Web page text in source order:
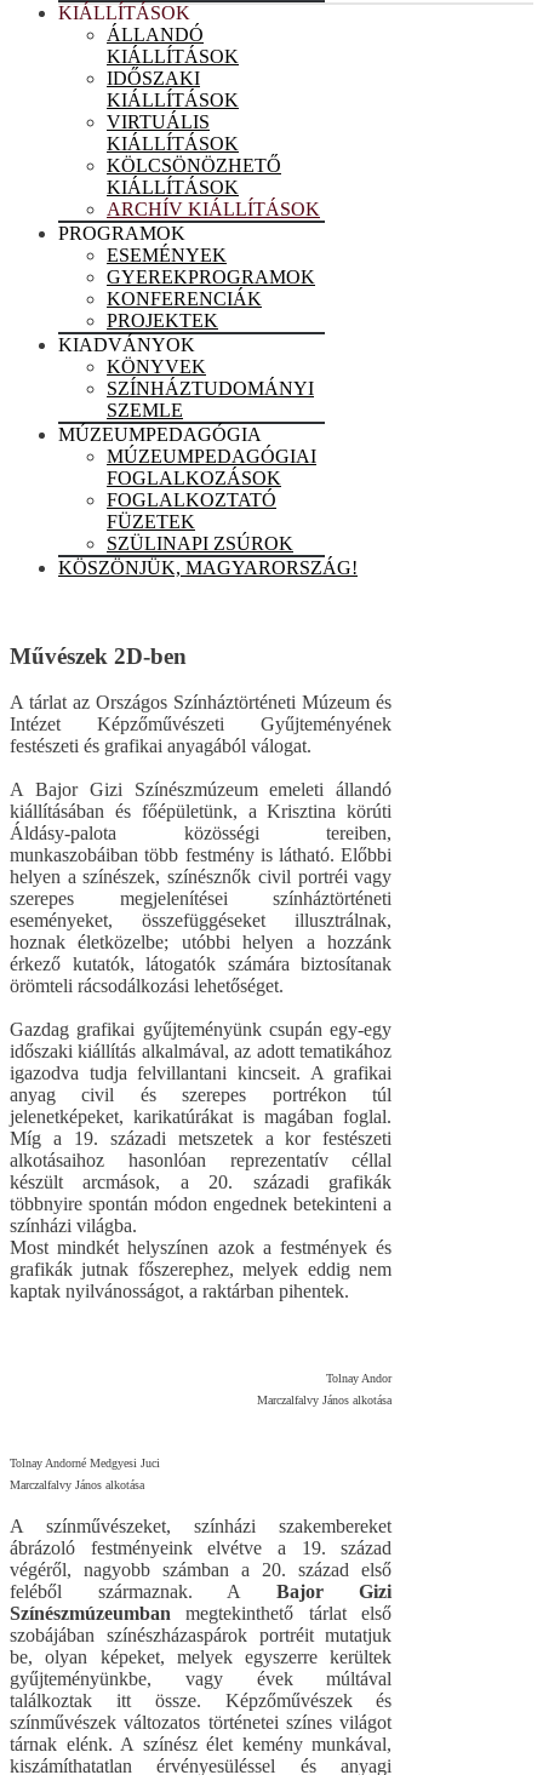
KIÁLLÍTÁSOK
ÁLLANDÓ
KIÁLLÍTÁSOK
IDŐSZAKI
KIÁLLÍTÁSOK
VIRTUÁLIS
KIÁLLÍTÁSOK
KÖLCSÖNÖZHETŐ
KIÁLLÍTÁSOK
ARCHÍV KIÁLLÍTÁSOK
PROGRAMOK
ESEMÉNYEK
GYEREKPROGRAMOK
KONFERENCIÁK
PROJEKTEK
KIADVÁNYOK
KÖNYVEK
SZÍNHÁZTUDOMÁNYI
SZEMLE
MÚZEUMPEDAGÓGIA
MÚZEUMPEDAGÓGIAI
FOGLALKOZÁSOK
FOGLALKOZTATÓ
FÜZETEK
SZÜLINAPI ZSÚROK
KÖSZÖNJÜK, MAGYARORSZÁG!
Művészek 2D-ben
A tárlat az Országos Színháztörténeti Múzeum és
Intézet Képzőművészeti Gyűjteményének
festészeti és grafikai anyagából válogat.
A Bajor Gizi Színészmúzeum emeleti állandó
kiállításában és főépületünk, a Krisztina körúti
Áldásy-palota közösségi tereiben,
munkaszobáiban több festmény is látható. Előbbi
helyen a színészek, színésznők civil portréi vagy
szerepes megjelenítései színháztörténeti
eseményeket, összefüggéseket illusztrálnak,
hoznak életközelbe; utóbbi helyen a hozzánk
érkező kutatók, látogatók számára biztosítanak
örömteli rácsodálkozási lehetőséget.
Gazdag grafikai gyűjteményünk csupán egy-egy
időszaki kiállítás alkalmával, az adott tematikához
igazodva tudja felvillantani kincseit. A grafikai
anyag civil és szerepes portrékon túl
jelenetképeket, karikatúrákat is magában foglal.
Míg a 19. századi metszetek a kor festészeti
alkotásaihoz hasonlóan reprezentatív céllal
készült arcmások, a 20. századi grafikák
többnyire spontán módon engednek betekinteni a
színházi világba.
Most mindkét helyszínen azok a festmények és
grafikák jutnak főszerephez, melyek eddig nem
kaptak nyilvánosságot, a raktárban pihentek.
Tolnay Andor
Marczalfalvy János alkotása
Tolnay Andorné Medgyesi Juci
Marczalfalvy János alkotása
A színművészeket, színházi szakembereket
ábrázoló festményeink elvétve a 19. század
végéről, nagyobb számban a 20. század első
feléből származnak. A Bajor Gizi
Színészmúzeumban megtekinthető tárlat első
szobájában színészházaspárok portréit mutatjuk
be, olyan képeket, melyek egyszerre kerültek
gyűjteményünkbe, vagy évek múltával
találkoztak itt össze. Képzőművészek és
színművészek változatos történetei színes világot
tárnak elénk. A színész élet kemény munkával,
kiszámíthatatlan érvényesüléssel és anyagi